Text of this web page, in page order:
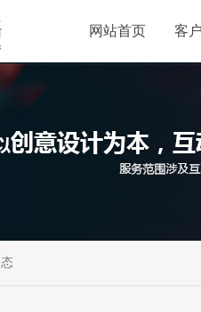
网站首页 客